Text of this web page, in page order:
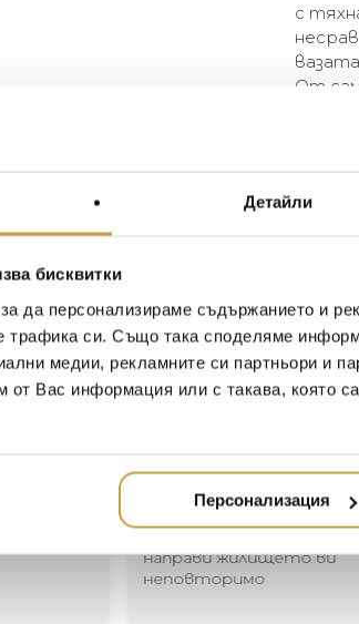
Детайли
бисквитки
да персонализираме съдържанието и
трафика си. Също така споделяме
медии, рекламните си партньори и
от Вас информация или с такава, която
Персонализация
с
От
In
to the
young
work of
been
of
Един магазин за красив и
елегантен дом. В него ще
направи жилището ви
неповторимо